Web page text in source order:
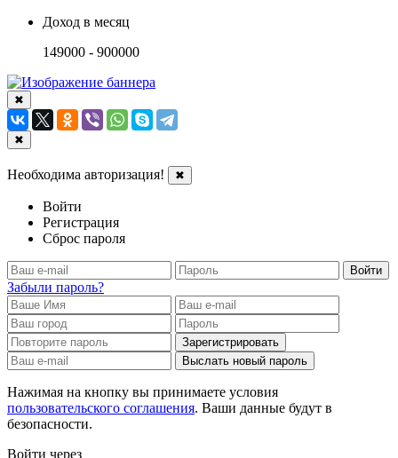
Доход в месяц
149000 - 900000
✖
✖
Необходима авторизация! ✖
Войти
Регистрация
Сброс пароля
Войти
Забыли пароль?
Зарегистрировать
Выслать новый пароль
Нажимая на кнопку вы принимаете условия
пользовательского соглашения. Ваши данные будут в
безопасности.
Войти через